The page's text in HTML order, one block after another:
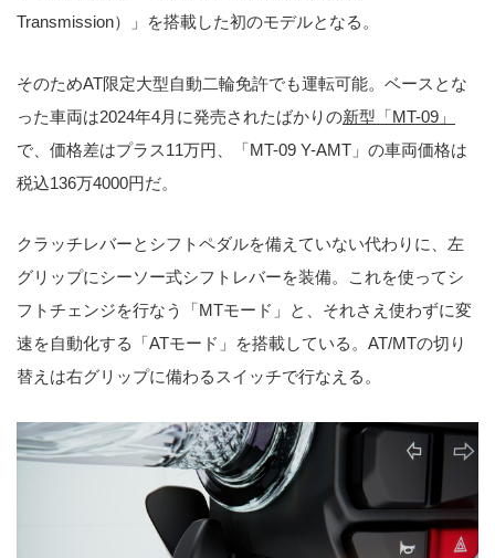
Transmission）」を搭載した初のモデルとなる。
そのためAT限定大型自動二輪免許でも運転可能。ベースとな
った車両は2024年4月に発売されたばかりの新型「MT-09」
で、価格差はプラス11万円、「MT-09 Y-AMT」の車両価格は
税込136万4000円だ。
クラッチレバーとシフトペダルを備えていない代わりに、左
グリップにシーソー式シフトレバーを装備。これを使ってシ
フトチェンジを行なう「MTモード」と、それさえ使わずに変
速を自動化する「ATモード」を搭載している。AT/MTの切り
替えは右グリップに備わるスイッチで行なえる。